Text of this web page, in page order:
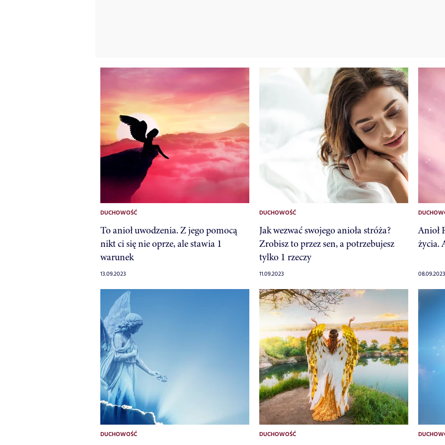
DUCHOWOŚĆ
To anioł uwodzenia. Z jego pomocą
nikt ci się nie oprze, ale stawia 1
warunek
13.09.2023
DUCHOWOŚĆ
Jak wezwać swojego anioła stróża?
Zrobisz to przez sen, a potrzebujesz
tylko 1 rzeczy
11.09.2023
Anioł
życia.
08.09.2023
DUCHOWOŚĆ DUCHOWOŚĆ